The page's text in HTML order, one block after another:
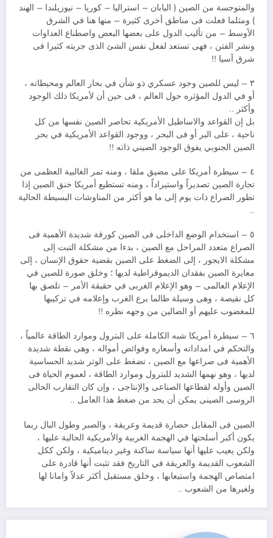
والمتوجسة من الصين ( اليابان – استراليا – كوريا – نيوزيلندا – الهند
) ومثلما فعلت فى مناطق أخرى كثيرة – منها هنا في الشرق
الأوسط – من تأليب الدول على بعضها البعض واصطناع العداوات
ونشر الفتن ، فهى تستعد لفعل نفس الشئ الذى جربته كثيرا فى
شرق آسيا !!
٣ – ليس للصين وجود عسكري ذو شأن في بحار العالم ومحيطاته ،
أو في الدول المؤثره حول العالم ، فى حين أن لأمريكا ذلك الوجود
وأكثر ..
بل إن القواعد والاساطيل الأمريكية تحاصر الصين نفسها من كل
ناحية ، على البر أو فى البحر ، ووجود القواعد الأمريكية في بحر
الصين الجنوبي يفوق الوجود الصيني ذاته !!
٤ – سيطرة أمريكا على مضيق ملقا ، ومنه تمر الغالبية العظمى من
تجارة الصين تصديراً واستيراداً ، ومنه تستطيع أمريكا خنق الصين إذا
تطور الصراع ذات يوم إلى ما هو أكثر من المناوشات البسيطة الحالية
..
٥ – استخدام الوضع الداخلى فى الصين كورقة شديدة الأهمية فى
الصراع متعدد المراحل مع الصين ، بدءا من مشكلة التبت إلى
مشكلة الايجور ، إلى الضغط على الصين بقضية حقوق الإنسان ، إلى
معايرة الصين بفقدان الديموقراطية لديها ؛ وخلق صورة للصين في
الإعلام العالمى – وهو الإعلام الغربى في حقيقة الأمر – تلصق بها
كل نقيصة ، وهى وسيلة طالما برع الغرب وإعلامه في تركيبها
للمغضوب عليهم أو الضالين من وجهه نظره !!
٦ – سيطرة أمريكا شبه الكاملة على البترول وموارد الطاقة عالمياً ،
والتحكم في امداداته وأسعاره وفوائض أمواله ، وهى نقطة شديدة
الأهمية فى صراعها مع الصين ، تضغط على الوتر شديد الحساسية
لديها ، وهو نهمها الشديد للبترول وموارد الطاقة ، لعموم الحياة فى
الصين وأوله لقطاعها الصناعى والإنتاجى ، وإن كان التقارب الحالى
الروسى الصينى يمكن أن يحد من ضغط هذا العامل ..
الصين فى المقابل حضارة قديمة وعريقة ، والصبر وطول البال ربما
يكون أكبر أسلحتها في الهجمة الغربية والأمريكية الحالية عليها ،
ولكن يعيب عليها أنها سياسة ساكنة وغير ديناميكية ، ولكن ككل
الشعوب القديمة والعريقة في التاريخ فقد تثبت أنها قادرة على
امتصاص الهجمة واستيعابها ، وخلق مستقبل أكثر عدلاً وامانا لها
ولغيرها من الشعوب ..